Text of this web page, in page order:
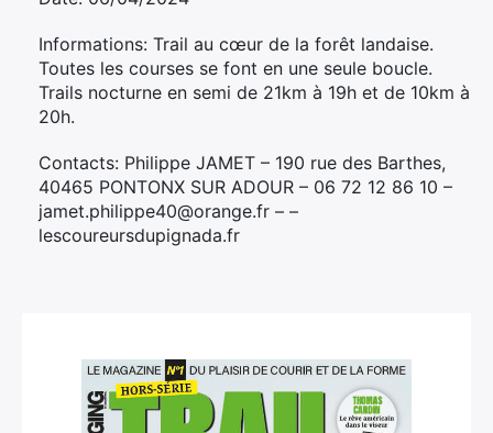
Informations: Trail au cœur de la forêt landaise.
Toutes les courses se font en une seule boucle.
Trails nocturne en semi de 21km à 19h et de 10km à
20h.
Contacts: Philippe JAMET – 190 rue des Barthes,
40465 PONTONX SUR ADOUR – 06 72 12 86 10 –
jamet.philippe40@orange.fr – –
lescoureursdupignada.fr